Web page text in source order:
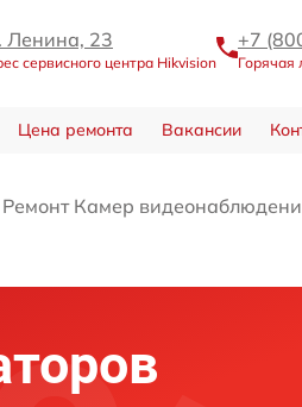
Ленина, 23
сервисного центра Hikvision
+7
Горячая
Цена ремонта Вакансии
Ремонт Камер